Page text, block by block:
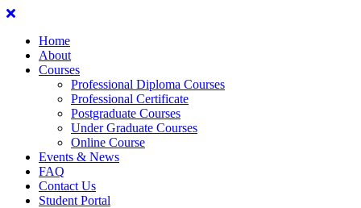
Home
About
Courses
Professional Diploma Courses
Professional Certificate
Postgraduate Courses
Under Graduate Courses
Online Course
Events & News
FAQ
Contact Us
Student Portal